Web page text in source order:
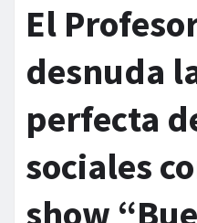
El
desnuda
perfecta
sociales